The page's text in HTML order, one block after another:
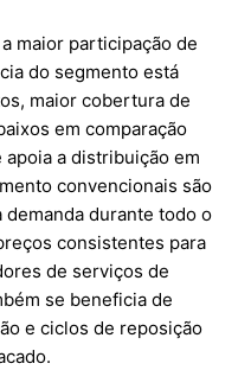
maior participação de
do segmento está
maior cobertura de
em comparação
a distribuição em
convencionais são
demanda durante todo o
consistentes para
de serviços de
se beneficia de
e ciclos de reposição